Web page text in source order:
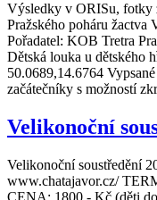
Výsledky v ORISu, fotky
Pražského poháru žactva
Pořadatel: KOB Tretra
Dětská louka u dětského
50.0689,14.6764
začátečníky s možností
Velikonoční
Velikonoční soustředění
www.chatajavor.cz/
CENA: 1800,- Kč (děti